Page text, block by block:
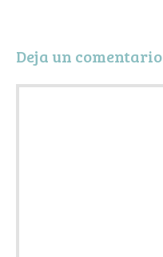
r
Deja un comentario